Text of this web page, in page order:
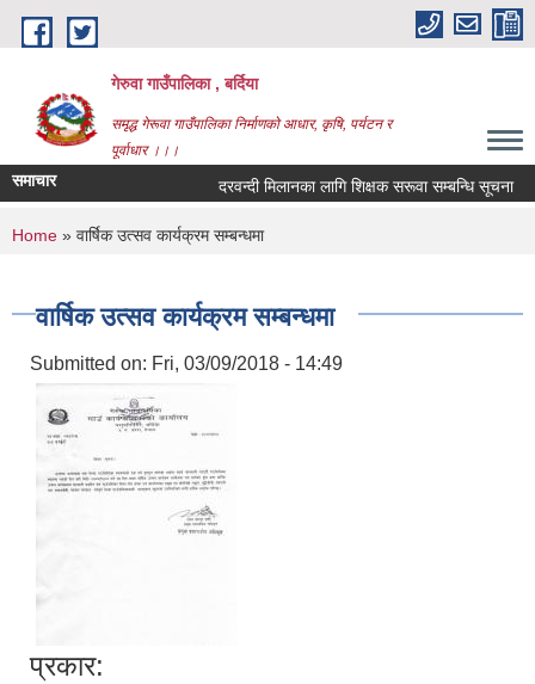
Skip to main content
गेरुवा गाउँपालिका , बर्दिया
समृद्ध गेरूवा गाउँपालिका निर्माणको आधार, कृषि, पर्यटन र
पूर्वाधार ।।।
समाचार दरवन्दी मिलानका लागि शिक्षक सरूवा सम्बन्धि सूचना
You are here
Home » वार्षिक उत्सव कार्यक्रम सम्बन्धमा
वार्षिक उत्सव कार्यक्रम सम्बन्धमा
Submitted on: Fri, 03/09/2018 - 14:49
प्रकार: